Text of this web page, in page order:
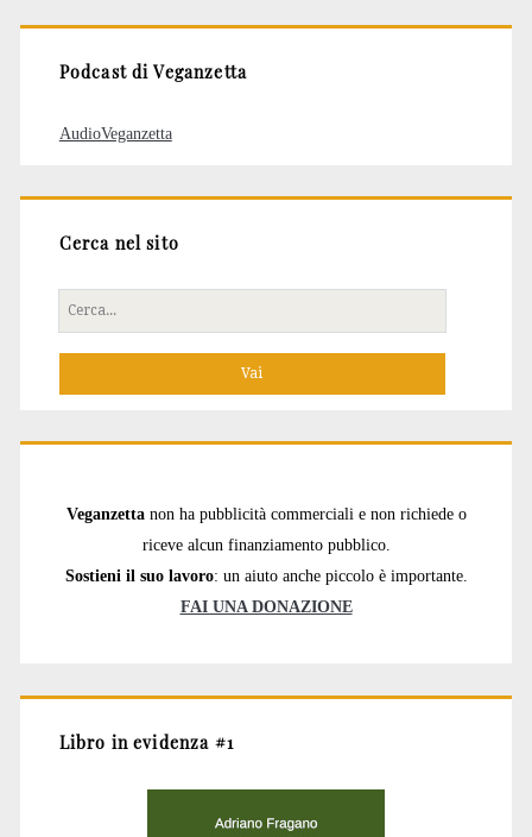
Podcast di Veganzetta
AudioVeganzetta
Cerca nel sito
Cerca
per:
Veganzetta non ha pubblicità commerciali e non richiede o
riceve alcun finanziamento pubblico.
Sostieni il suo lavoro: un aiuto anche piccolo è importante.
FAI UNA DONAZIONE
Libro in evidenza #1